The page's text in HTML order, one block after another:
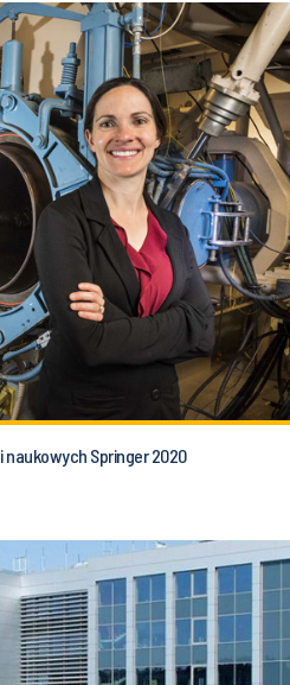
Springer 2020